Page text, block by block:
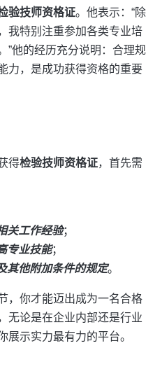
验技师资格证。他表示：“除
我特别注重参加各类专业培
”他的经历充分说明：合理规
力，是成功获得资格的重要
得检验技师资格证，首先需
关工作经验；
专业技能；
其他附加条件的规定。
，你才能迈出成为一名合格
无论是在企业内部还是行业
展示实力最有力的平台。